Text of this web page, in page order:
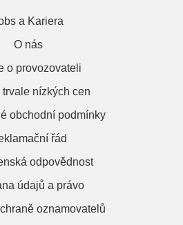
a Kariera
O nás
o provozovateli
trvale nízkých cen
obchodní podmínky
řád
odpovědnost
údajů a právo
oznamovatelů